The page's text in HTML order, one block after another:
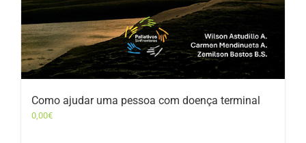
Como ajudar uma pessoa com doença terminal
0,00€